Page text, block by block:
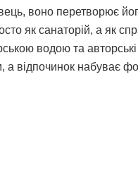
воно перетворює
як санаторій, а як
водою та
відпочинок набуває